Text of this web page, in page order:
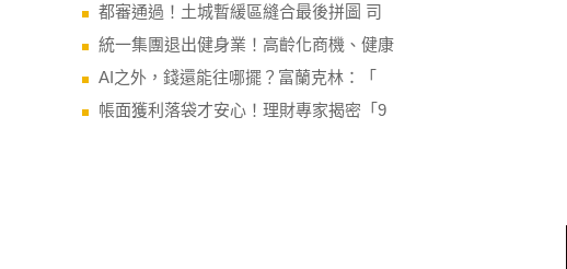
都審通過！土城暫緩區縫合最後拼圖 司
統一集團退出健身業！高齡化商機、健康
AI之外，錢還能往哪擺？富蘭克林：「
帳面獲利落袋才安心！理財專家揭密「9